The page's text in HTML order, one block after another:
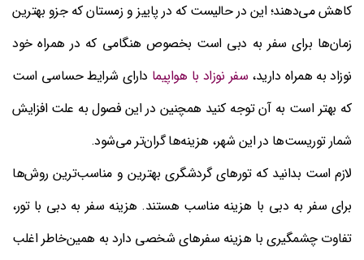
کاهش می‌دهند؛ این در حالیست که در پاییز و زمستان که جزو بهترین
زمان‌ها برای سفر به دبی است بخصوص هنگامی که در همراه خود
نوزاد به همراه دارید، سفر نوزاد با هواپیما دارای شرایط حساسی است
که بهتر است به آن توجه کنید همچنین در این فصول به علت افزایش
شمار توریست‌ها در این شهر، هزینه‌ها گران‌تر می‌شود.
لازم است بدانید که تورهای گردشگری بهترین و مناسب‌ترین روش‌ها
برای سفر به دبی با هزینه مناسب هستند. هزینه سفر به دبی با تور،
تفاوت چشمگیری با هزینه سفرهای شخصی دارد به همین‌خاطر اغلب